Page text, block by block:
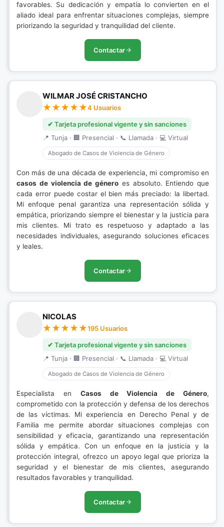
favorables. Su dedicación y empatía lo convierten en el
aliado ideal para enfrentar situaciones complejas, siempre
priorizando la seguridad y tranquilidad del cliente.
Contactar
WILMAR JOSÉ CRISTANCHO
4 Usuarios
✔ Tarjeta profesional vigente y sin sanciones
📍 Tunja · 🏢 Presencial · 📞 Llamada · 💻 Virtual
Abogado de Casos de Violencia de Género
Con más de una década de experiencia, mi compromiso en
casos de violencia de género es absoluto. Entiendo que
cada error puede costar el bien más preciado: la libertad.
Mi enfoque penal garantiza una representación sólida y
empática, priorizando siempre el bienestar y la justicia para
mis clientes. Mi trato es respetuoso y adaptado a las
necesidades individuales, asegurando soluciones eficaces
y leales.
Contactar
NICOLAS
195 Usuarios
✔ Tarjeta profesional vigente y sin sanciones
📍 Tunja · 🏢 Presencial · 📞 Llamada · 💻 Virtual
Abogado de Casos de Violencia de Género
Especialista en Casos de Violencia de Género,
comprometido con la protección y defensa de los derechos
de las víctimas. Mi experiencia en Derecho Penal y de
Familia me permite abordar situaciones complejas con
sensibilidad y eficacia, garantizando una representación
sólida y empática. Con un enfoque en la justicia y la
protección integral, ofrezco un apoyo legal que prioriza la
seguridad y el bienestar de mis clientes, asegurando
resultados favorables y tranquilidad.
Contactar